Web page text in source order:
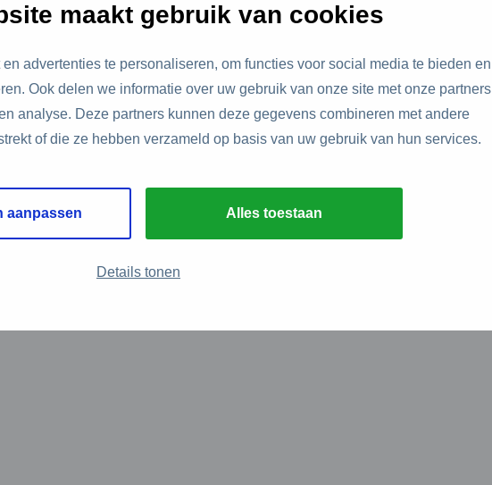
maakt gebruik van cookies
advertenties te personaliseren, om functies voor social media te bieden en
Ook delen we informatie over uw gebruik van onze site met onze partners
analyse. Deze partners kunnen deze gegevens combineren met andere
of die ze hebben verzameld op basis van uw gebruik van hun services.
aanpassen Alles toestaan
Details tonen